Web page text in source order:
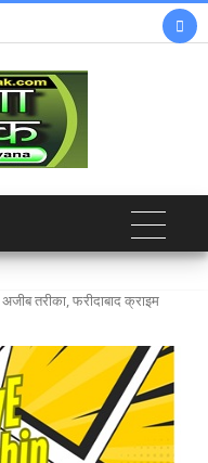

तरीका, फरीदाबाद क्राइम